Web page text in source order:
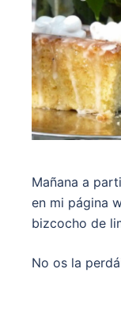
Mañana a
en mi página
bizcocho de
No os la